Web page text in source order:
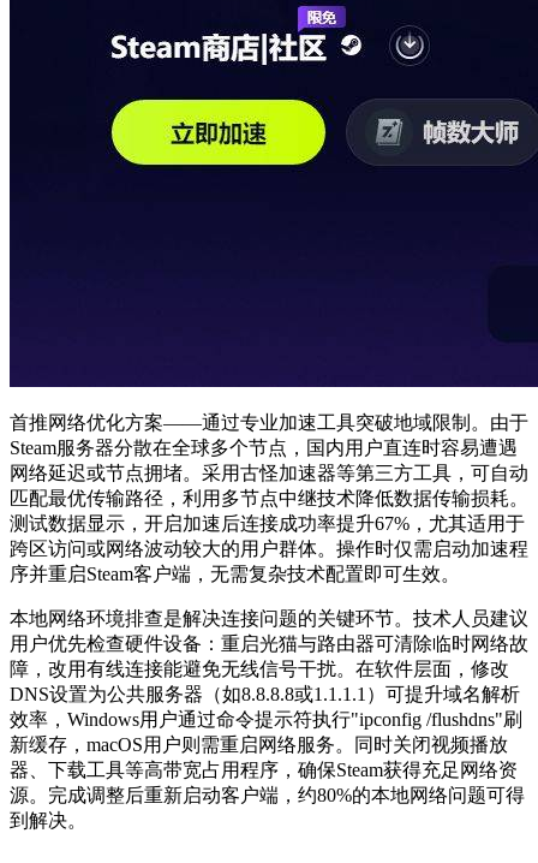
首推网络优化方案——通过专业加速工具突破地域限制。由于
Steam服务器分散在全球多个节点，国内用户直连时容易遭遇
网络延迟或节点拥堵。采用古怪加速器等第三方工具，可自动
匹配最优传输路径，利用多节点中继技术降低数据传输损耗。
测试数据显示，开启加速后连接成功率提升67%，尤其适用于
跨区访问或网络波动较大的用户群体。操作时仅需启动加速程
序并重启Steam客户端，无需复杂技术配置即可生效。
本地网络环境排查是解决连接问题的关键环节。技术人员建议
用户优先检查硬件设备：重启光猫与路由器可清除临时网络故
障，改用有线连接能避免无线信号干扰。在软件层面，修改
DNS设置为公共服务器（如8.8.8.8或1.1.1.1）可提升域名解析
效率，Windows用户通过命令提示符执行"ipconfig /flushdns"刷
新缓存，macOS用户则需重启网络服务。同时关闭视频播放
器、下载工具等高带宽占用程序，确保Steam获得充足网络资
源。完成调整后重新启动客户端，约80%的本地网络问题可得
到解决。